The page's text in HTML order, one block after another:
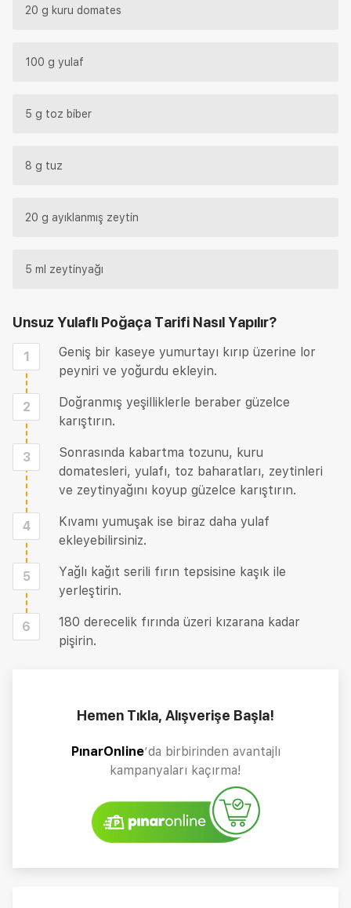
20 g kuru domates
100 g yulaf
5 g toz biber
8 g tuz
20 g ayıklanmış zeytin
5 ml zeytinyağı
Unsuz Yulaflı Poğaça Tarifi Nasıl Yapılır?
1
Geniş bir kaseye yumurtayı kırıp üzerine lor
peyniri ve yoğurdu ekleyin.
2
Doğranmış yeşilliklerle beraber güzelce
karıştırın.
3
Sonrasında kabartma tozunu, kuru
domatesleri, yulafı, toz baharatları, zeytinleri
ve zeytinyağını koyup güzelce karıştırın.
4
Kıvamı yumuşak ise biraz daha yulaf
ekleyebilirsiniz.
5
Yağlı kağıt serili fırın tepsisine kaşık ile
yerleştirin.
6
180 derecelik fırında üzeri kızarana kadar
pişirin.
Hemen Tıkla, Alışverişe Başla!
PınarOnline’da birbirinden avantajlı
kampanyaları kaçırma!